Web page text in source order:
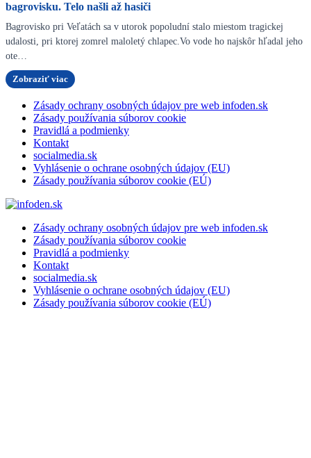
bagrovisku. Telo našli až hasiči
Bagrovisko pri Veľatách sa v utorok popoludní stalo miestom tragickej
udalosti, pri ktorej zomrel maloletý chlapec.Vo vode ho najskôr hľadal jeho
ote…
Zobraziť viac
Zásady ochrany osobných údajov pre web infoden.sk
Zásady používania súborov cookie
Pravidlá a podmienky
Kontakt
socialmedia.sk
Vyhlásenie o ochrane osobných údajov (EU)
Zásady používania súborov cookie (EÚ)
Zásady ochrany osobných údajov pre web infoden.sk
Zásady používania súborov cookie
Pravidlá a podmienky
Kontakt
socialmedia.sk
Vyhlásenie o ochrane osobných údajov (EU)
Zásady používania súborov cookie (EÚ)